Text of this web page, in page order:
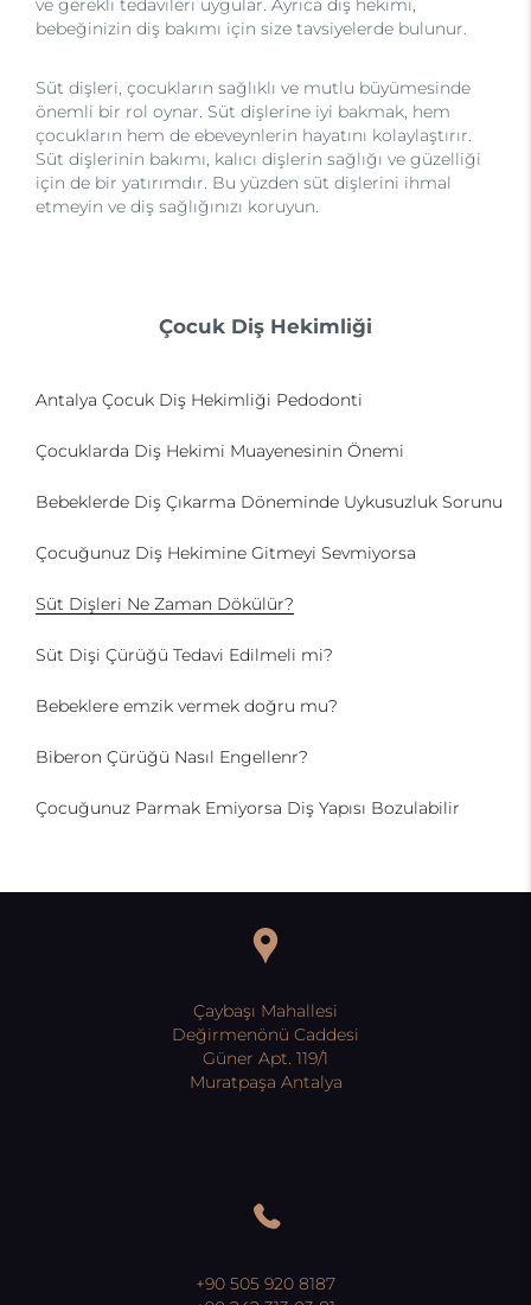
ve gerekli tedavileri uygular. Ayrıca diş hekimi,
bebeğinizin diş bakımı için size tavsiyelerde bulunur.
Süt dişleri, çocukların sağlıklı ve mutlu büyümesinde
önemli bir rol oynar. Süt dişlerine iyi bakmak, hem
çocukların hem de ebeveynlerin hayatını kolaylaştırır.
Süt dişlerinin bakımı, kalıcı dişlerin sağlığı ve güzelliği
için de bir yatırımdır. Bu yüzden süt dişlerini ihmal
etmeyin ve diş sağlığınızı koruyun.
Çocuk Diş Hekimliği
Antalya Çocuk Diş Hekimliği Pedodonti
Çocuklarda Diş Hekimi Muayenesinin Önemi
Bebeklerde Diş Çıkarma Döneminde Uykusuzluk Sorunu
Çocuğunuz Diş Hekimine Gitmeyi Sevmiyorsa
Süt Dişleri Ne Zaman Dökülür?
Süt Dişi Çürüğü Tedavi Edilmeli mi?
Bebeklere emzik vermek doğru mu?
Biberon Çürüğü Nasıl Engellenr?
Çocuğunuz Parmak Emiyorsa Diş Yapısı Bozulabilir
Çaybaşı Mahallesi
Değirmenönü Caddesi
Güner Apt. 119/1
Muratpaşa Antalya
+90 505 920 8187